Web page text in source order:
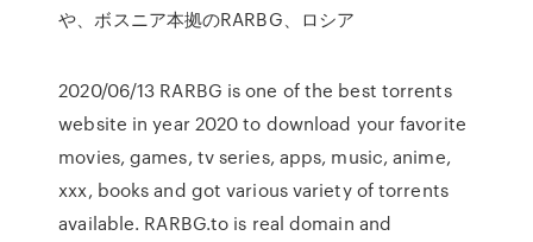
や、ボスニア本拠のRARBG、ロシア
2020/06/13 RARBG is one of the best torrents
website in year 2020 to download your favorite
movies, games, tv series, apps, music, anime,
xxx, books and got various variety of torrents
available. RARBG.to is real domain and